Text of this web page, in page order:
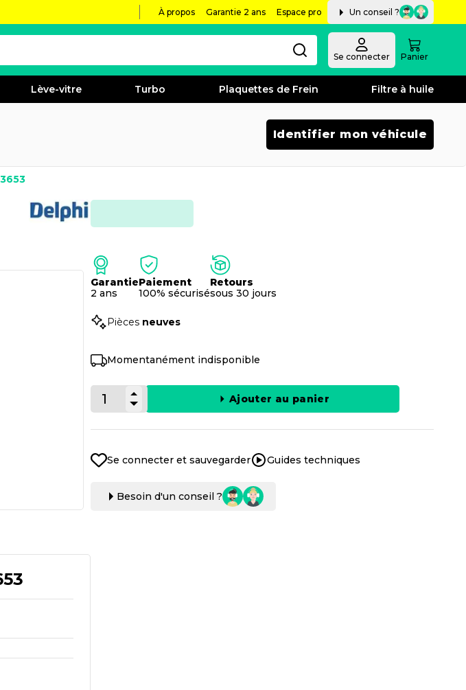
À propos Garantie 2 ans Espace pro Un conseil ?
Se connecter Panier
Lève-vitre Turbo Plaquettes de Frein Filtre à huile
Identifier mon véhicule
Garantie
2 ans
Paiement
100% sécurisé
Retours
sous 30 jours
Pièces neuves
Momentanément indisponible
Ajouter au panier
Se connecter et sauvegarder Guides techniques
Besoin d'un conseil ?